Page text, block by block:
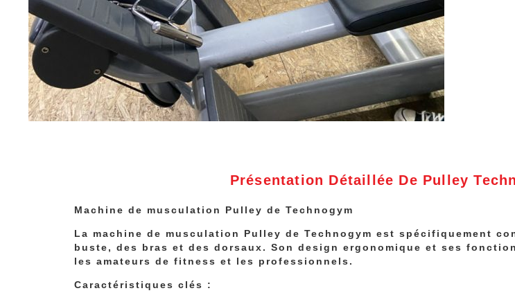
Présentation Détaillée De Pulley
Machine de musculation Pulley de Technogym
La machine de musculation Pulley de Technogym est spécifiquement
buste, des bras et des dorsaux. Son design ergonomique et ses
les amateurs de fitness et les professionnels.
Caractéristiques clés :